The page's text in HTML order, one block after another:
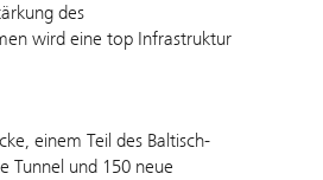
des
wird eine top Infrastruktur
einem Teil des Baltisch-
Tunnel und 150 neue